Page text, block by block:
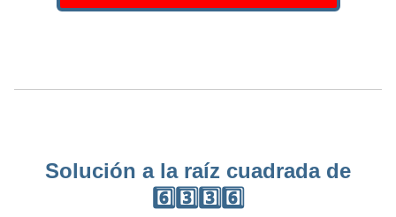
Solución a la raíz cuadrada de
6️⃣3️⃣3️⃣6️⃣